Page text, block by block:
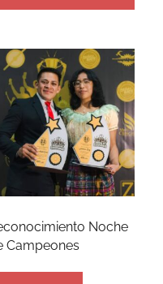
Noche
Campeones